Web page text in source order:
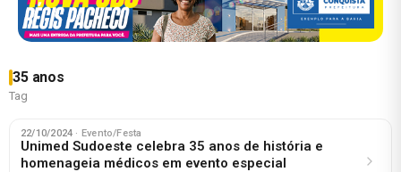
35 anos
Tag
22/10/2024 · Evento/Festa
Unimed Sudoeste celebra 35 anos de história e
homenageia médicos em evento especial